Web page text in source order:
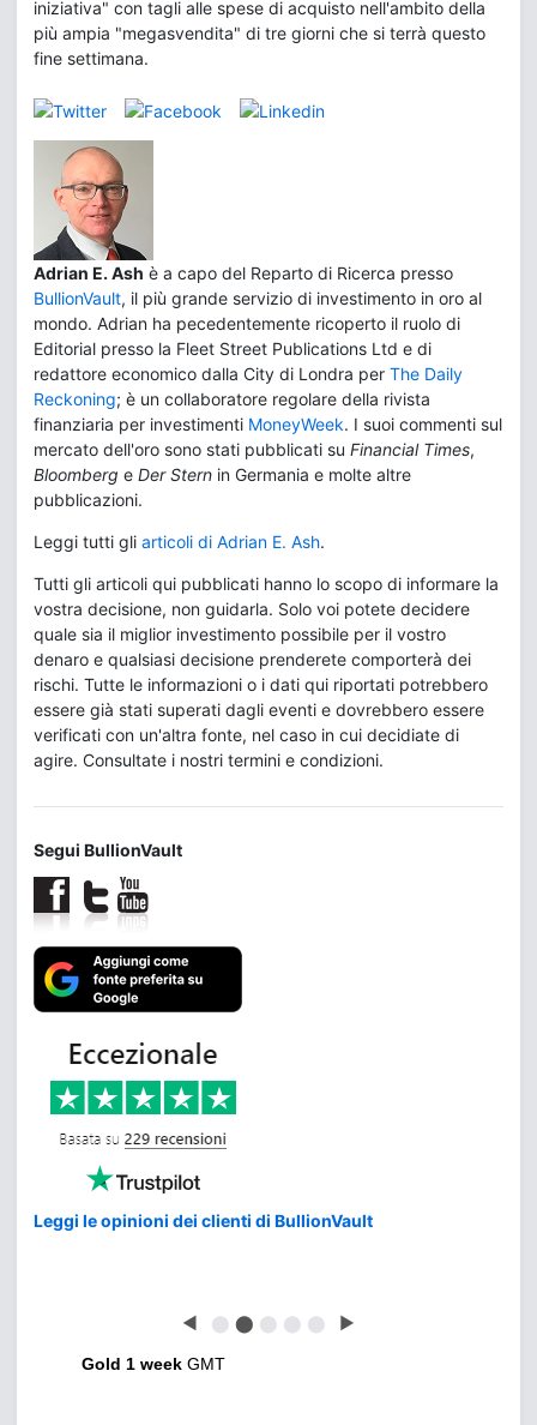
iniziativa" con tagli alle spese di acquisto nell'ambito della
più ampia "megasvendita" di tre giorni che si terrà questo
fine settimana.
Adrian E. Ash è a capo del Reparto di Ricerca presso
BullionVault, il più grande servizio di investimento in oro al
mondo. Adrian ha pecedentemente ricoperto il ruolo di
Editorial presso la Fleet Street Publications Ltd e di
redattore economico dalla City di Londra per The Daily
Reckoning; è un collaboratore regolare della rivista
finanziaria per investimenti MoneyWeek. I suoi commenti sul
mercato dell'oro sono stati pubblicati su Financial Times,
Bloomberg e Der Stern in Germania e molte altre
pubblicazioni.
Leggi tutti gli articoli di Adrian E. Ash.
Tutti gli articoli qui pubblicati hanno lo scopo di informare la
vostra decisione, non guidarla. Solo voi potete decidere
quale sia il miglior investimento possibile per il vostro
denaro e qualsiasi decisione prenderete comporterà dei
rischi. Tutte le informazioni o i dati qui riportati potrebbero
essere già stati superati dagli eventi e dovrebbero essere
verificati con un'altra fonte, nel caso in cui decidiate di
agire. Consultate i nostri termini e condizioni.
Segui BullionVault
Leggi le opinioni dei clienti di BullionVault
◀ ⬤ ⬤ ⬤ ⬤ ⬤ ▶
Gold 1 week GMT